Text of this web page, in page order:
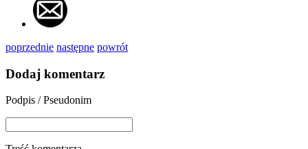
poprzednie następne powrót
Dodaj komentarz
Podpis / Pseudonim